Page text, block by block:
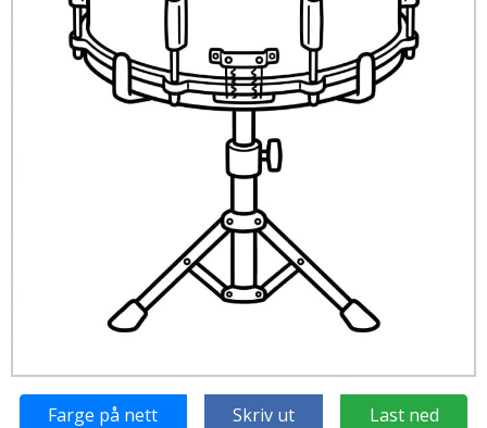
Farge på nett Skriv ut Last ned